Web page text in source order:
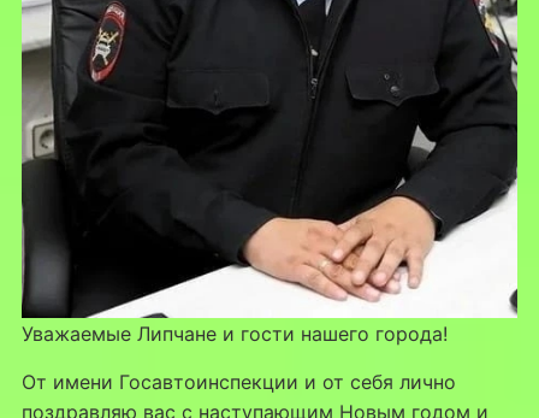
Уважаемые Липчане и гости нашего города!
От имени Госавтоинспекции и от себя лично
поздравляю вас с наступающим Новым годом и